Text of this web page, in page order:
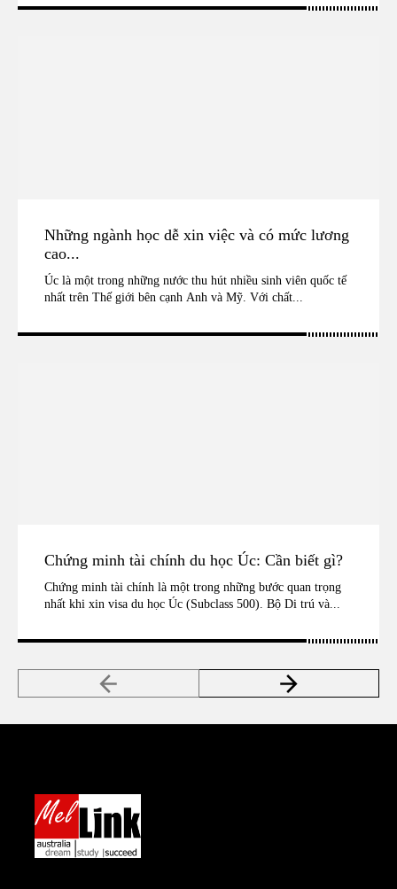
Những ngành học dễ xin việc và có mức lương
cao...
Úc là một trong những nước thu hút nhiều sinh viên quốc tế
nhất trên Thế giới bên cạnh Anh và Mỹ. Với chất...
Chứng minh tài chính du học Úc: Cần biết gì?
Chứng minh tài chính là một trong những bước quan trọng
nhất khi xin visa du học Úc (Subclass 500). Bộ Di trú và...